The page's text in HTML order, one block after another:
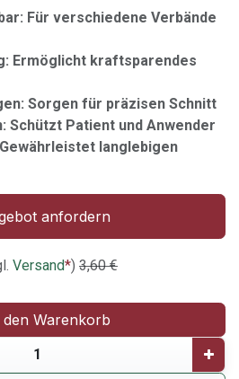
Für verschiedene Verbände
Ermöglicht kraftsparendes
Sorgen für präzisen Schnitt
Schützt Patient und Anwender
langlebigen
anfordern
Versand*) 3,60€
den Warenkorb